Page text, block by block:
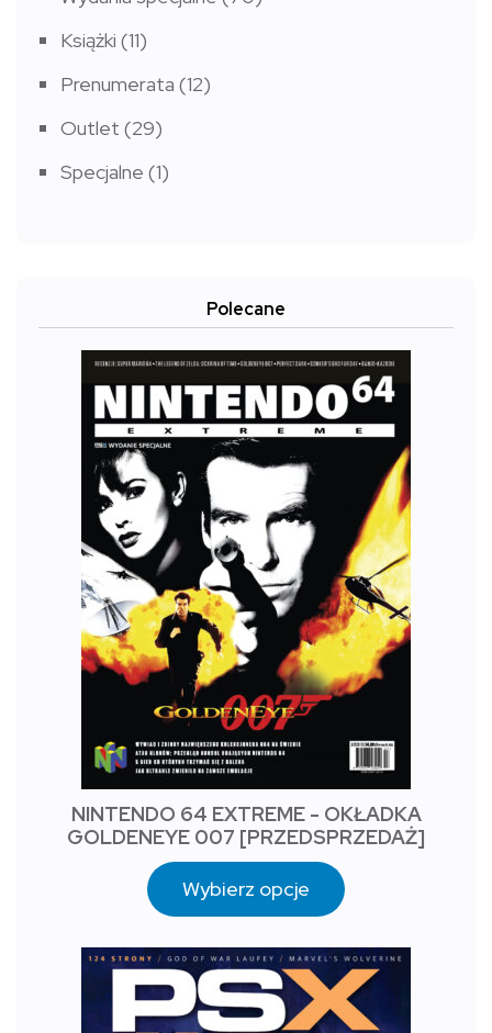
Książki (11)
Prenumerata (12)
Outlet (29)
Specjalne (1)
Polecane
NINTENDO 64 EXTREME - OKŁADKA
GOLDENEYE 007 [PRZEDSPRZEDAŻ]
Wybierz opcje